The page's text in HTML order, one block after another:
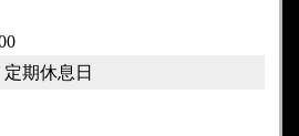
定期休息日